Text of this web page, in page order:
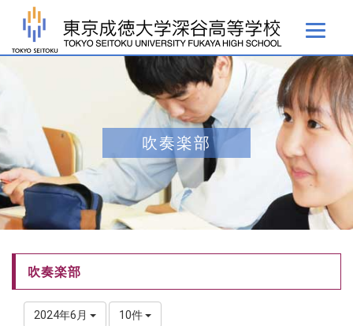
吹奏楽部
吹奏楽部
2024年6月 10件